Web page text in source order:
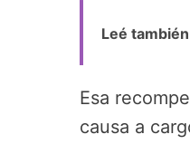
Leé
Esa
causa a